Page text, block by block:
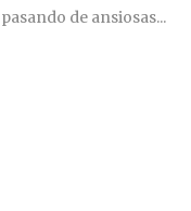
de ansiosas...